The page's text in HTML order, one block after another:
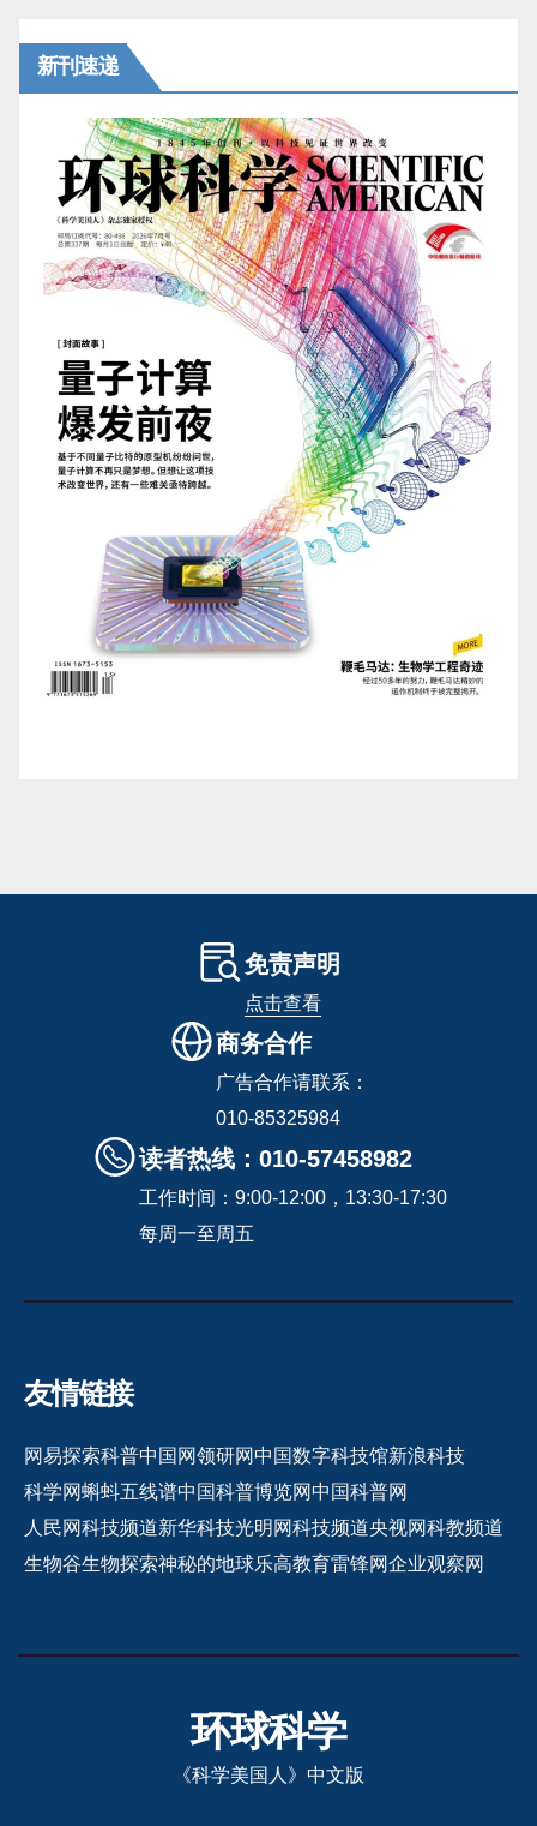
新刊速递
免责声明
点击查看
商务合作
广告合作请联系：
010-85325984
读者热线：010-57458982
工作时间：9:00-12:00，13:30-17:30
每周一至周五
友情链接
网易探索科普中国网领研网中国数字科技馆新浪科技
科学网蝌蚪五线谱中国科普博览网中国科普网
人民网科技频道新华科技光明网科技频道央视网科教频道
生物谷生物探索神秘的地球乐高教育雷锋网企业观察网
环球科学
《科学美国人》中文版